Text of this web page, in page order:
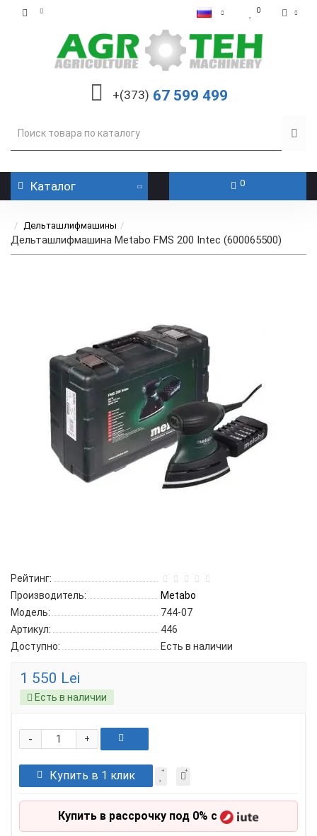
0
+(373) 67 599 499
Каталог 0
Дельташлифмашины
Дельташлифмашина Metabo FMS 200 Intec (600065500)
Рейтинг:
Производитель:
Metabo
Модель:
744-07
Артикул:
446
Доступно:
Есть в наличии
1 550 Lei
Есть в наличии
+
-
Купить в 1 клик
Купить в рассрочку под 0% с